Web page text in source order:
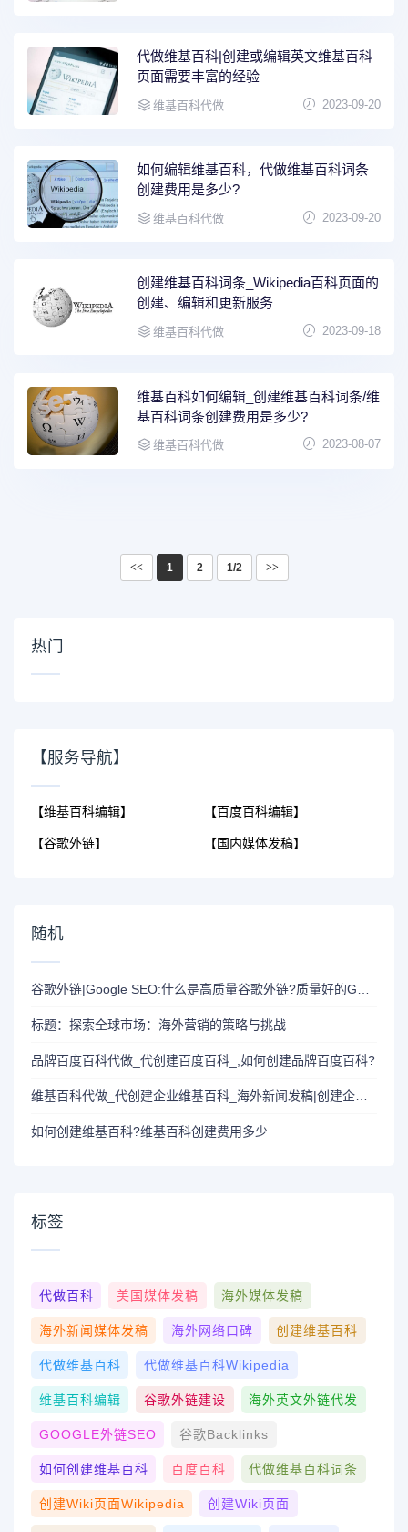
代做维基百科|创建或编辑英文维基百科
页面需要丰富的经验
维基百科代做 2023-09-20
如何编辑维基百科，代做维基百科词条
创建费用是多少?
维基百科代做 2023-09-20
创建维基百科词条_Wikipedia百科页面的
创建、编辑和更新服务
维基百科代做 2023-09-18
维基百科如何编辑_创建维基百科词条/维
基百科词条创建费用是多少?
维基百科代做 2023-08-07
<< 1 2 1/2 >>
热门
【服务导航】
【维基百科编辑】
【谷歌外链】
【百度百科编辑】
【国内媒体发稿】
随机
标题：探索全球市场：海外营销的策略与挑战
品牌百度百科代做_代创建百度百科_,如何创建品牌百度百科?
如何创建维基百科?维基百科创建费用多少
标签
代做百科 美国媒体发稿 海外媒体发稿
海外新闻媒体发稿 海外网络口碑 创建维基百科
代做维基百科 代做维基百科wikipedia
维基百科编辑 谷歌外链建设 海外英文外链代发
GOOGLE外链SEO 谷歌Backlinks
如何创建维基百科 百度百科 代做维基百科词条
创建wiki页面Wikipedia 创建wiki页面